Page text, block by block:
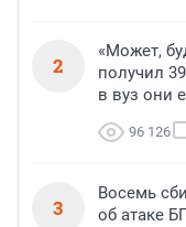
2
«Может,
получил
в вуз они
96 126
3
Восемь
об атаке